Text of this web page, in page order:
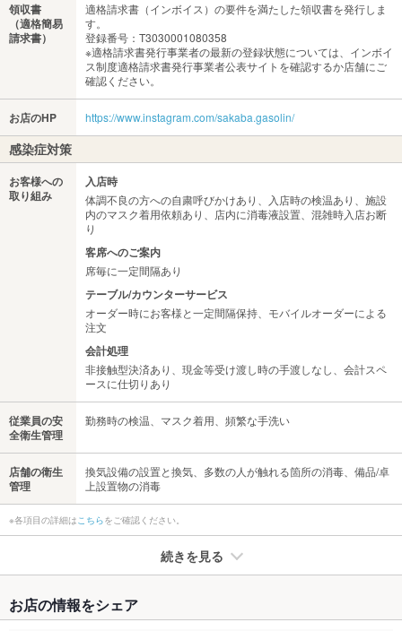
領収書
（適格簡易
請求書）
適格請求書（インボイス）の要件を満たした領収書を発行しま
す。
登録番号：T3030001080358
※適格請求書発行事業者の最新の登録状態については、インボイ
ス制度適格請求書発行事業者公表サイトを確認するか店舗にご
確認ください。
お店のHP https://www.instagram.com/sakaba.gasolin/
感染症対策
お客様への
取り組み
入店時
体調不良の方への自粛呼びかけあり、入店時の検温あり、施設
内のマスク着用依頼あり、店内に消毒液設置、混雑時入店お断
り
客席へのご案内
席毎に一定間隔あり
テーブル/カウンターサービス
オーダー時にお客様と一定間隔保持、モバイルオーダーによる
注文
会計処理
非接触型決済あり、現金等受け渡し時の手渡しなし、会計スペ
ースに仕切りあり
従業員の安
全衛生管理
勤務時の検温、マスク着用、頻繁な手洗い
店舗の衛生
管理
換気設備の設置と換気、多数の人が触れる箇所の消毒、備品/卓
上設置物の消毒
※各項目の詳細はこちらをご確認ください。
続きを見る
禁煙・喫煙 全席喫煙可
お店の情報をシェア